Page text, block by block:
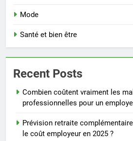
Mode
Santé et bien être
Recent Posts
Combien coûtent vraiment les
professionnelles pour un
Prévision retraite
le coût employeur en 2025 ?